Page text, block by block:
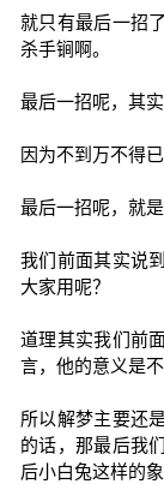
就只有最后一招
杀手锏啊。
最后一招呢，其
因为不到万不得
最后一招呢，就是
我们前面其实说
大家用呢？
道理其实我们前
言，他的意义是不
所以解梦主要还
的话，那最后我
后小白兔这样的象